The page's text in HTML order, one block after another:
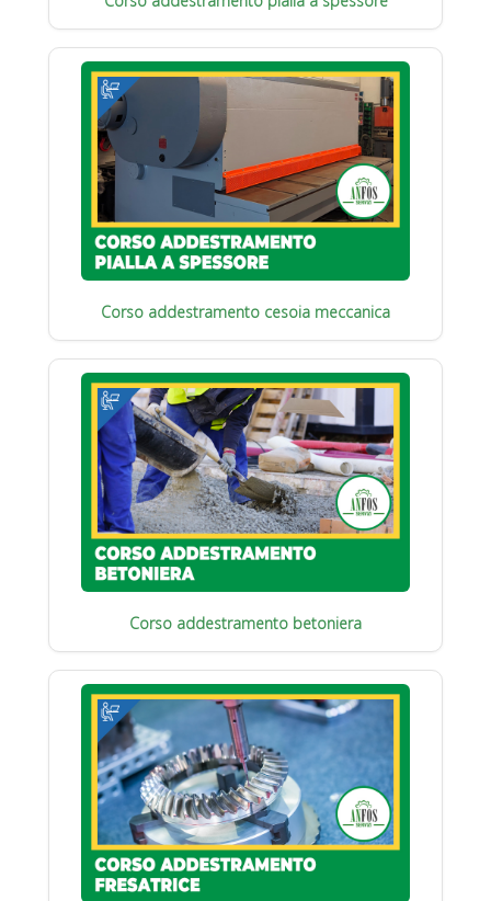
Corso addestramento cesoia meccanica
Corso addestramento betoniera